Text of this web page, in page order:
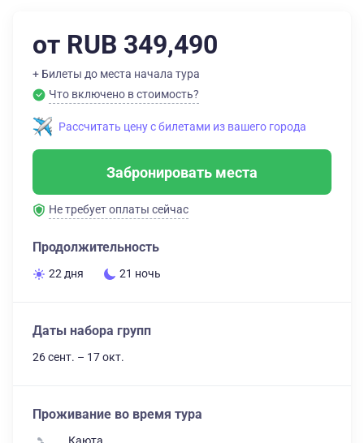
от RUB 349,490
+ Билеты до места начала тура
Что включено в стоимость?
Рассчитать цену с билетами из вашего города
Забронировать места
Не требует оплаты сейчас
Продолжительность
22 дня 21 ночь
Даты набора групп
26 сент. – 17 окт.
Проживание во время тура